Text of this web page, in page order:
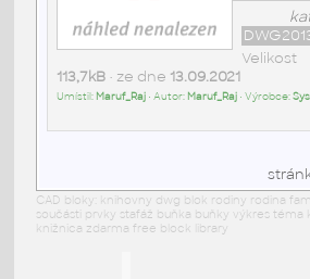
Velikost
113,7kB• ze dne 13.09.2021
Umístil: Maruf_Raj• Autor: Maruf_Raj• Výrobce:
CAD bloky: knihovny dwg blok rodiny rodina
součásti prvky stafáž buňka buňky výkres téma
knižnica zdarma free block library